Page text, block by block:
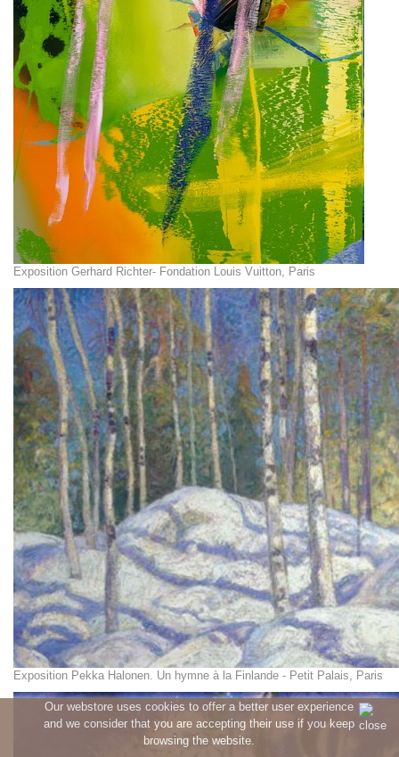
Our webstore uses cookies to offer a better user experience
and we consider that you are accepting their use if you keep
browsing the website.
Exposition Gerhard Richter- Fondation Louis Vuitton, Paris
Exposition Pekka Halonen. Un hymne à la Finlande - Petit Palais, Paris